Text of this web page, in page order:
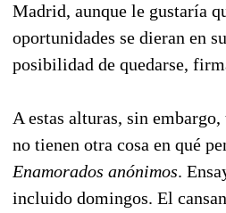
Madrid, aunque le gustaría
oportunidades se dieran en
posibilidad de quedarse,
A estas alturas, sin
no tienen otra cosa en qué
Enamorados anónimos.
incluido domingos. El